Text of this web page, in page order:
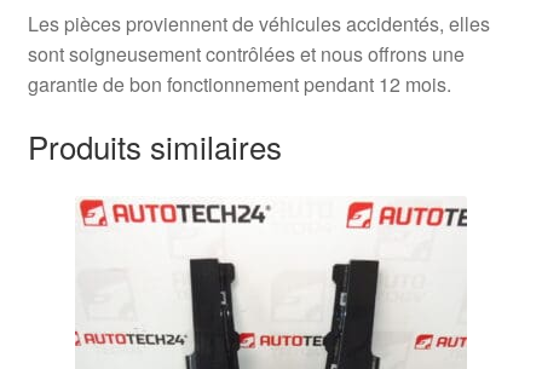
Les pièces proviennent de véhicules accidentés, elles
sont soigneusement contrôlées et nous offrons une
garantie de bon fonctionnement pendant 12 mois.
Produits similaires